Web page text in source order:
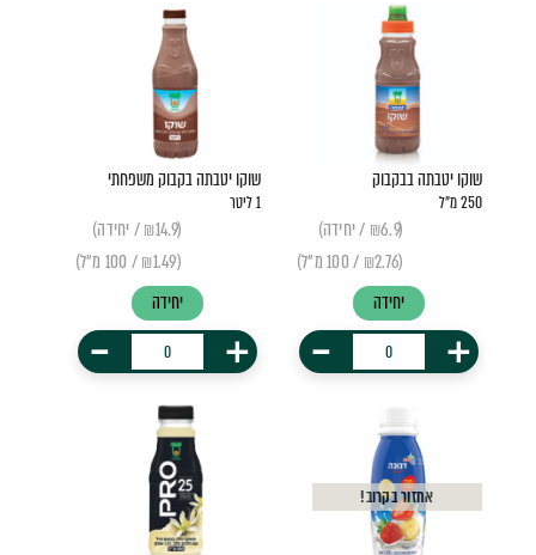
שוקו יטבתה בבקבוק
250 מ"ל
(₪6.9 / יחידה)
(₪2.76 / 100 מ"ל)
יחידה
+
-
שוקו יטבתה בקבוק משפחתי
1 ליטר
(₪14.9 / יחידה)
(₪1.49 / 100 מ"ל)
יחידה
+
-
אחזור בקרוב!